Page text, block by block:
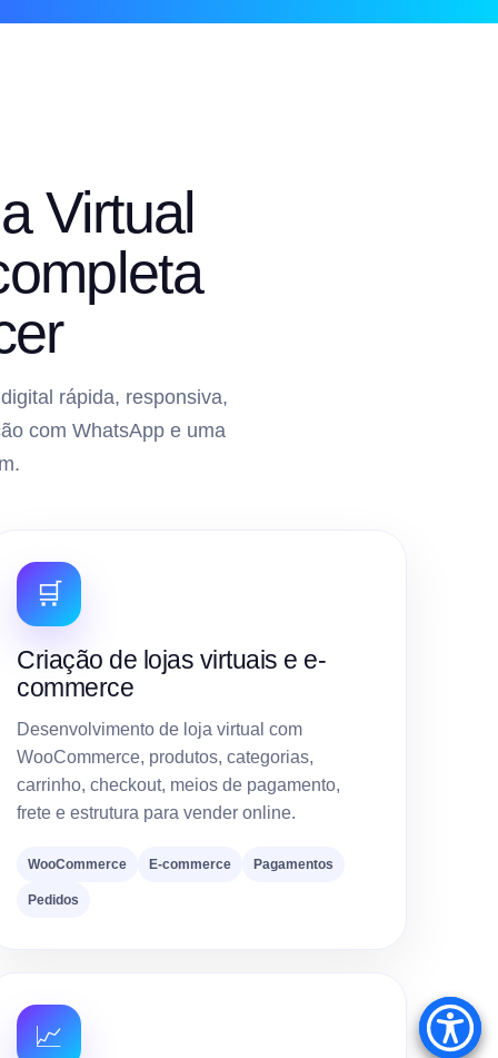
Virtual
rápida, responsiva,
com WhatsApp e uma
🛒
Criação de lojas virtuais e e-
commerce
Desenvolvimento de loja virtual com
WooCommerce, produtos, categorias,
carrinho, checkout, meios de pagamento,
frete e estrutura para vender online.
WooCommerce E-commerce Pagamentos
Pedidos
📈